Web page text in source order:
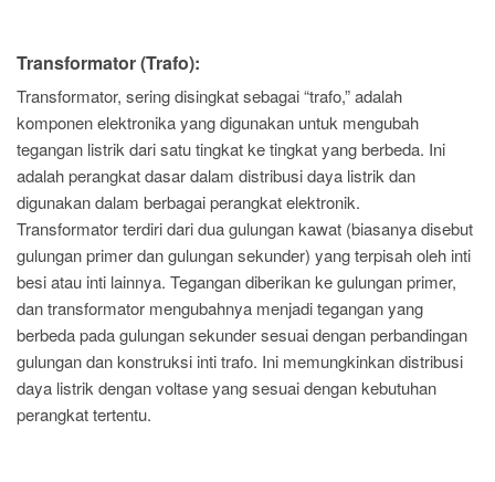
Transformator (Trafo):
Transformator, sering disingkat sebagai “trafo,” adalah
komponen elektronika yang digunakan untuk mengubah
tegangan listrik dari satu tingkat ke tingkat yang berbeda. Ini
adalah perangkat dasar dalam distribusi daya listrik dan
digunakan dalam berbagai perangkat elektronik.
Transformator terdiri dari dua gulungan kawat (biasanya disebut
gulungan primer dan gulungan sekunder) yang terpisah oleh inti
besi atau inti lainnya. Tegangan diberikan ke gulungan primer,
dan transformator mengubahnya menjadi tegangan yang
berbeda pada gulungan sekunder sesuai dengan perbandingan
gulungan dan konstruksi inti trafo. Ini memungkinkan distribusi
daya listrik dengan voltase yang sesuai dengan kebutuhan
perangkat tertentu.